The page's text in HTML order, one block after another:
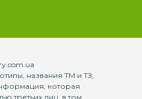
названия ТМ и ТЗ,
которая
третьих лиц, в том